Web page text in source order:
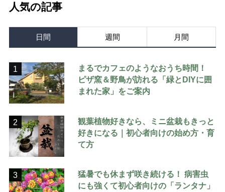
人気の記事
日間 週間 月間
1
まるでカフェのようなおうち時間！
ピザ窯＆野鳥が訪れる「緑とDIYに囲
まれた家」をご案内
2
観葉植物好きなら、ミニ盆栽もきっと
好きになる｜初心者向けの始め方・育
て方
3
猛暑でも休まず咲き続ける！ 病害虫
にも強くて初心者向けの「ランタナ」